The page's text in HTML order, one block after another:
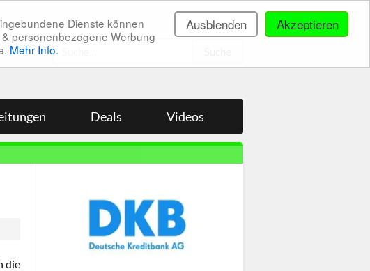
Akzeptieren
Ausblenden
Dienste können
personenbezogene Werbung
Mehr Info.
Deals Videos
die